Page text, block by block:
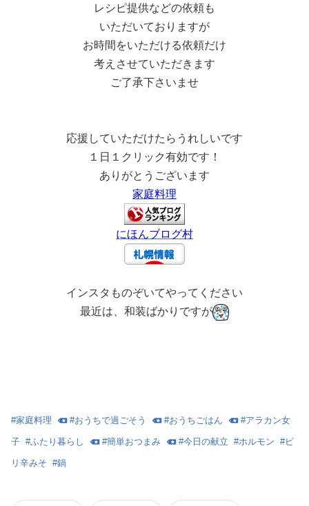
レシピ提供などの依頼も
いただいておりますが
お時間をいただける依頼だけ
考えさせていただきます
ご了承下さいませ
応援していただけたらうれしいです
１日１クリック有効です！
ありがとうございます
家庭料理
にほんブログ村
インスタものぞいてやってください
最近は、和装ばかりですが
#家庭料理 #おうちで過ごそう #おうちごはん #アラカン女
子 #ふたり暮らし #簡単おつまみ #今日の献立 #ホルモン #ピ
リ辛みそ #鍋